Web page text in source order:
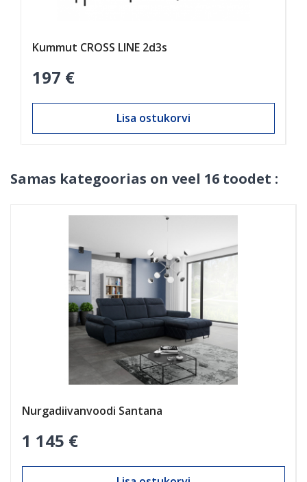
Kummut CROSS LINE 2d3s
197 €
Lisa ostukorvi
AINULT INTERNETIS
Samas kategoorias on veel 16 toodet :
Nurgadiivanvoodi Santana
1 145 €